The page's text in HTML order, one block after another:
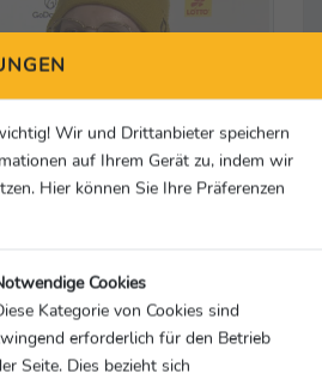
Carl
Wir und Drittanbieter speichern
auf Ihrem Gerät zu, indem wir
Hier können Sie Ihre Präferenzen
Cookies
Kategorie von Cookies sind
erforderlich für den Betrieb
Seite. Dies bezieht sich